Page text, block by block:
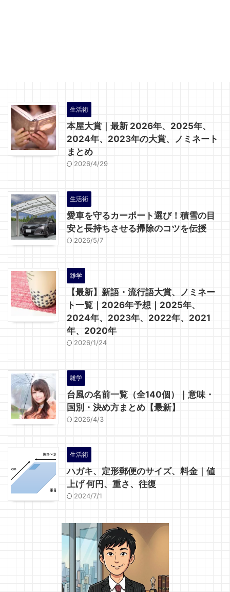
生活術
本屋大賞｜最新 2026年、2025年、
2024年、2023年の大賞、ノミネート
まとめ
2026/4/29
生活術
愛車を守るカーポート選び！積雪の目
安と長持ちさせる掃除のコツを伝授
2026/5/7
雑学
【最新】新語・流行語大賞、ノミネー
ト一覧｜2026年予想｜2025年、
2024年、2023年、2022年、2021
年、2020年
2026/1/24
雑学
台風の名前一覧（全140個）｜意味・
国別・決め方まとめ【最新】
2026/4/3
生活術
ハガキ、定形郵便のサイズ、料金｜値
上げ 何円、重さ、往復
2024/7/1